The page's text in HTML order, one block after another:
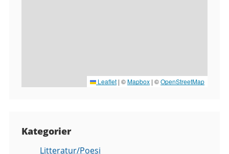
Leaflet | ©Mapbox | ©OpenStreetMap
Kategorier
Litteratur/Poesi